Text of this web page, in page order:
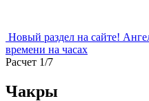
Новый раздел на сайте!
времени на часах
Расчет 1/7
Чакры